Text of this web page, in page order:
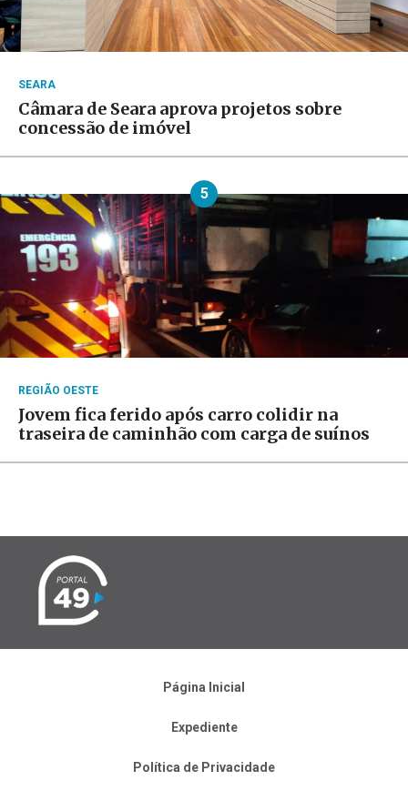
SEARA
Câmara de Seara aprova projetos sobre
concessão de imóvel
5
REGIÃO OESTE
Jovem fica ferido após carro colidir na
traseira de caminhão com carga de suínos
Página Inicial
Expediente
Política de Privacidade